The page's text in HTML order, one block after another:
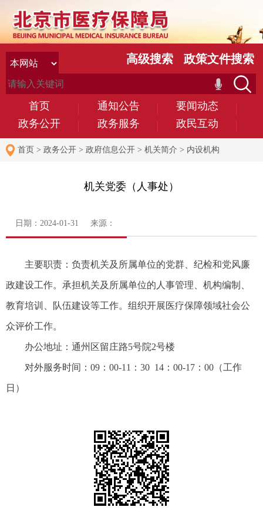
首页 通知公告
要闻动态
政务公开
政务服务 政民互动
高级搜索 政策文件搜索
首页 > 政务公开 > 政府信息公开 > 机关简介 > 内设机构
机关党委（人事处）
日期：2024-01-31 来源：
主要职责：负责机关及所属单位的党群、纪检和党风廉
政建设工作。承担机关及所属单位的人事管理、机构编制、
教育培训、队伍建设等工作。组织开展医疗保障领域社会公
众评价工作。
办公地址：通州区留庄路5号院2号楼
对外服务时间： 09：00-11：30 14：00-17：00 （工作
日 ）